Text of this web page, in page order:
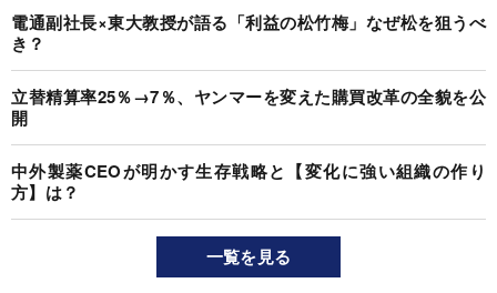
電通副社長×東大教授が語る「利益の松竹梅」なぜ松を狙うべ
き？
立替精算率25％→7％、ヤンマーを変えた購買改革の全貌を公
開
中外製薬CEOが明かす生存戦略と【変化に強い組織の作り
方】は？
一覧を見る